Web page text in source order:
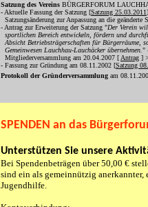
Satzung des Vereins BÜRGERFORUM
- Aktuelle Fassung der Satzung [Satzung 25.03.2011
Satzungsänderung zur Anpassung an die geänderte
- Antrag zur Erweiterung der Satzung "Der Verein
sportlichen Bereich entwickeln, fördern und
Absicht Betriebsträgerschaften für Bürgerräume,
Gemeinwesen Lauchhau-Lauchäcker übernehmen. "
Mitgliederversammlung am 20.04.2007 [ Antrag ]
- Fassung zur Gründung am 08.11.2002 [Satzung
Protokoll der Gründerversammlung am
SPENDEN an das
Unterstützen Sie unsere
Bei Spendenbeträgen über 50,00 €
sind ein als gemeinnützig anerkannter,
Jugendhilfe.